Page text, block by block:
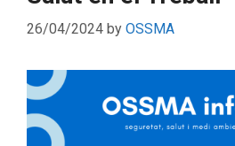
26/04/2024 by OSSMA